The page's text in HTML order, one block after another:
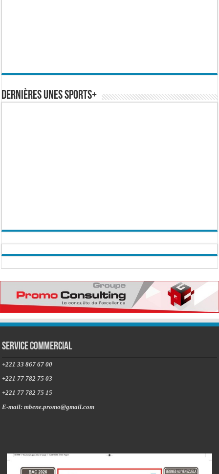
Dernières Unes Sports+
Service commercial
+221 33 867 67 00
+221 77 782 75 03
+221 77 782 75 15
E-mail: mbene.promo@gmail.com